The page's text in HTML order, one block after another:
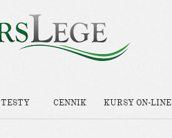
TESTY CENNIK KURSY ON-LINE